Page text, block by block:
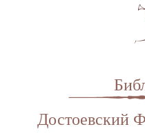
Достоевский